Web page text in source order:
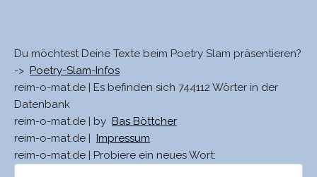
Du möchtest Deine Texte beim Poetry Slam präsentieren?
-> Poetry-Slam-Infos
reim-o-mat.de | Es befinden sich 744112 Wörter in der
Datenbank
reim-o-mat.de | by Bas Böttcher
reim-o-mat.de |
Impressum
reim-o-mat.de | Probiere ein neues Wort: